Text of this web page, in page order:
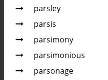
parsley
parsis
parsimony
parsimonious
parsonage